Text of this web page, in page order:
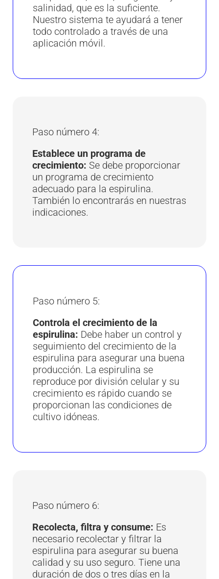
salinidad, que es la suficiente.
Nuestro sistema te ayudará a tener
todo controlado a través de una
aplicación móvil.
Paso número 4:
Establece un programa de
crecimiento: Se debe proporcionar
un programa de crecimiento
adecuado para la espirulina.
También lo encontrarás en nuestras
indicaciones.
Paso número 5:
Controla el crecimiento de la
espirulina: Debe haber un control y
seguimiento del crecimiento de la
espirulina para asegurar una buena
producción. La espirulina se
reproduce por división celular y su
crecimiento es rápido cuando se
proporcionan las condiciones de
cultivo idóneas.
Paso número 6:
Recolecta, filtra y consume: Es
necesario recolectar y filtrar la
espirulina para asegurar su buena
calidad y su uso seguro. Tiene una
duración de dos o tres días en la